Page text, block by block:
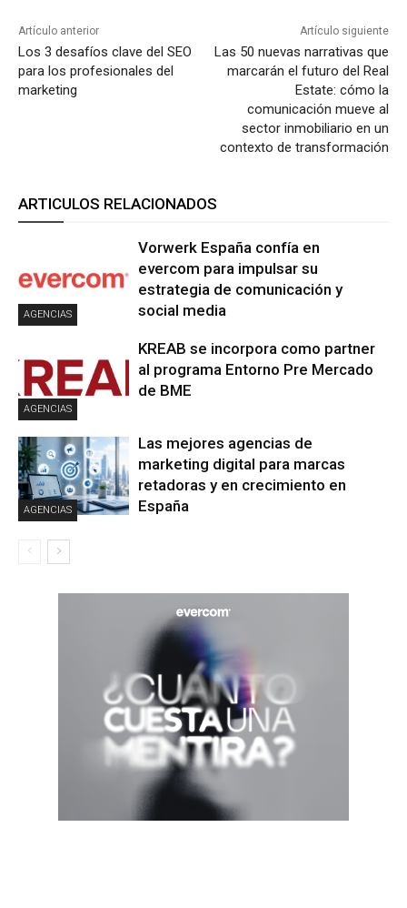
Artículo anterior
Los 3 desafíos clave del SEO
para los profesionales del
marketing
Artículo siguiente
Las 50 nuevas narrativas que
marcarán el futuro del Real
Estate: cómo la
comunicación mueve al
sector inmobiliario en un
contexto de transformación
ARTICULOS RELACIONADOS
AGENCIAS
Vorwerk España confía en
evercom para impulsar su
estrategia de comunicación y
social media
AGENCIAS
KREAB se incorpora como partner
al programa Entorno Pre Mercado
de BME
AGENCIAS
Las mejores agencias de
marketing digital para marcas
retadoras y en crecimiento en
España